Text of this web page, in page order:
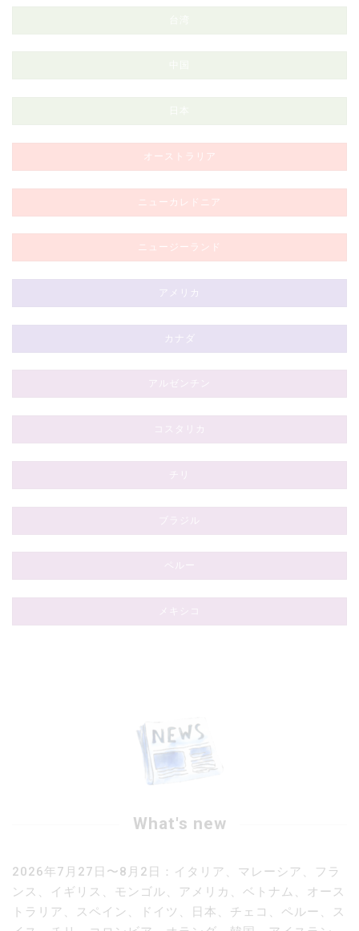
オーストラリア
ニューカレドニア
ニュージーランド
アメリカ
カナダ
アルゼンチン
コスタリカ
チリ
ブラジル
ペルー
メキシコ
What's new
2026年7月27日〜8月2日：イタリア、マレーシア、フラ
ンス、イギリス、モンゴル、アメリカ、ベトナム、オース
トラリア、スペイン、ドイツ、日本、チェコ、ペルー、ス